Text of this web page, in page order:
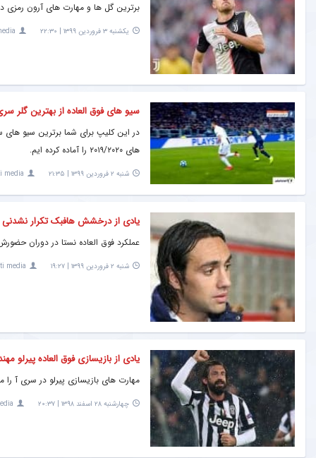
برترین گل ها و مهارت های آرون رمزی در یوونتوس ۲۰۱۹/۲۰۲۰
یکشنبه ۳ فروردین ۱۳۹۹ | ۲۲:۳۰
سیو های فوق العاده از بهترین گلر سری آ در فصل
در این کلیپ برای شما برترین سیو های
های ۲۰۱۹/۲۰۲۰ را آماده کرده ایم.
شنبه ۲ فروردین ۱۳۹۹ | ۲۱:۳۵ media
یادی از درخشش هافبک تکرار نشدنی
عملکرد فوق العاده نستا در دوران
شنبه ۲ فروردین ۱۳۹۹ | ۱۹:۲۷ media
یادی از بازیسازی فوق العاده پیرلو
مهارت های بازیسازی پیرلو در سری آ را
چهارشنبه ۲۸ اسفند ۱۳۹۸ | ۲۰:۳۷
حمایت تمام قد برانکو از اسکوچیچ ؛ ایران به دنبال بلندپروازی در جام جهانی قطر است مشاهده